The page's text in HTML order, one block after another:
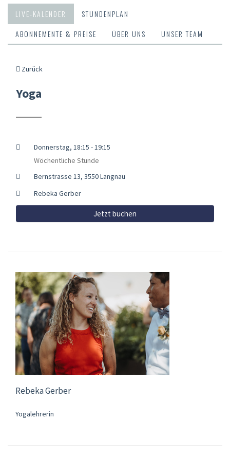
LIVE-KALENDER
STUNDENPLAN
ABONNEMENTE & PREISE
ÜBER UNS UNSER TEAM
Zurück
Yoga
Donnerstag, 18:15 - 19:15
Wöchentliche Stunde
Bernstrasse 13, 3550 Langnau
Rebeka Gerber
Jetzt buchen
Rebeka Gerber
Yogalehrerin